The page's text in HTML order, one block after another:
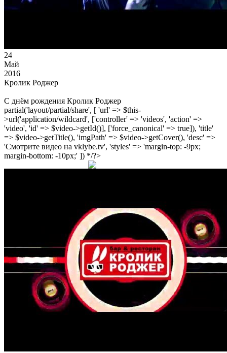
24
Май
2016
Кролик Роджер
С днём рождения Кролик Роджер
partial('layout/partial/share', [ 'url' => $this-
>url('application/wildcard', ['controller' => 'videos', 'action' =>
'video', 'id' => $video->getId()], ['force_canonical' => true]), 'title'
=> $video->getTitle(), 'imgPath' => $video->getCover(), 'desc' =>
'Смотрите видео на vklybe.tv', 'styles' => 'margin-top: -9px;
margin-bottom: -10px;' ]) */?>